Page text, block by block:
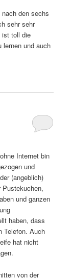
den sechs
sehr sehr
ist toll die
lernen und auch
Internet bin
und
(angeblich)
Pustekuchen,
und ganzen
haben, dass
Telefon. Auch
hat nicht
von der